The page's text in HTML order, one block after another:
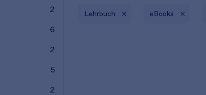
2
6
2
5
2
Lehrbuch eBooks